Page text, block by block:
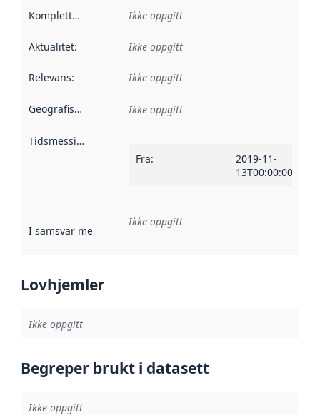
Kompletthet Ikke oppgitt
Aktualitet: Ikke oppgitt
Relevans: Ikke oppgitt
Geografisk avgrensning :
Ikke oppgitt
Tidsmessig avgrensning
Fra:
2019-11-
13T00:00:00Z
I samsvar med Referanse til en implementasjonsregel
Ikke oppgitt
Lovhjemler
Ikke oppgitt
Begreper brukt i datasett
Ikke oppgitt